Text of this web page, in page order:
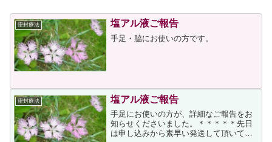
密封療法 塩アル液ご報告
手足・脇にお使いの方です。
密封療法 塩アル液ご報告
手足にお使いの方が、詳細なご報告をお
知らせくださいました。＊＊＊＊＊先日
は申し込みから素早い発送して頂いてあ